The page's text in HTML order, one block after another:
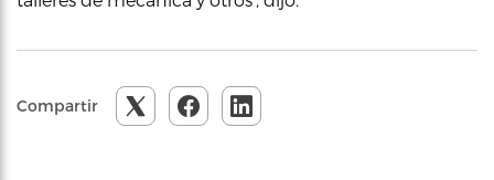
Compartir